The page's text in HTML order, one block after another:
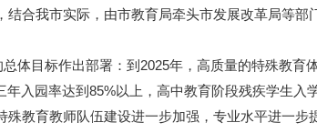
合我市实际，由市教育局牵头市发展改革局等部
目标作出部署：到2025年，高质量的特殊教育
入园率达到85%以上，高中教育阶段残疾学生
教育教师队伍建设进一步加强，专业水平进一